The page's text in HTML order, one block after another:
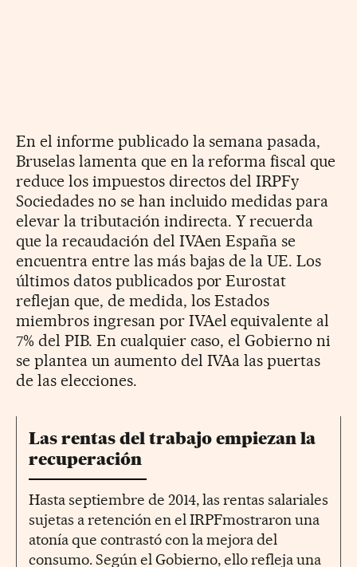
En el informe publicado la semana pasada,
Bruselas lamenta que en la reforma fiscal que
reduce los impuestos directos del IRPFy
Sociedades no se han incluido medidas para
elevar la tributación indirecta. Y recuerda
que la recaudación del IVAen España se
encuentra entre las más bajas de la UE. Los
últimos datos publicados por Eurostat
reflejan que, de medida, los Estados
miembros ingresan por IVAel equivalente al
7% del PIB. En cualquier caso, el Gobierno ni
se plantea un aumento del IVAa las puertas
de las elecciones.
Las rentas del trabajo empiezan la
recuperación
Hasta septiembre de 2014, las rentas salariales
sujetas a retención en el IRPFmostraron una
atonía que contrastó con la mejora del
consumo. Según el Gobierno, ello refleja una